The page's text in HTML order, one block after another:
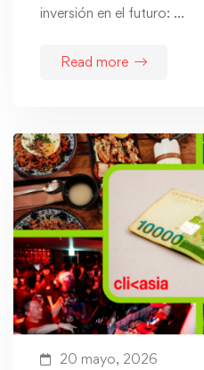
inversión en el futuro: …
Read more
20 mayo, 2026